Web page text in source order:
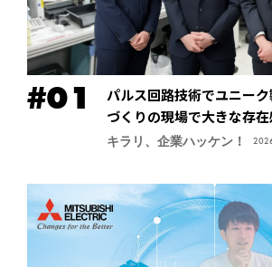
パルス回路技術でユニー
づくりの現場で大きな存
式会社】
キラリ、企業ハッケン！